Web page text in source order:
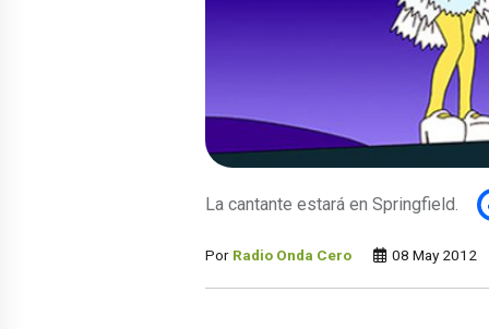
La cantante estará en Springfield.
Por Radio Onda Cero 08 May 2012